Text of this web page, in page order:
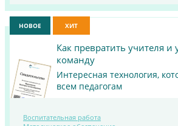
НОВОЕ ХИТ
Как превратить учителя
команду
Интересная технология,
всем педагогам
Воспитательная работа